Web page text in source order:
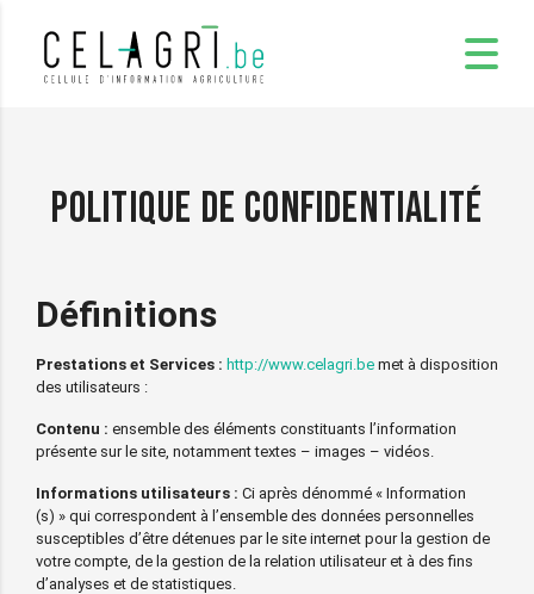
Politique de confidentialité
Définitions
Prestations et Services : http://www.celagri.be met à disposition
des utilisateurs :
Contenu : ensemble des éléments constituants l’information
présente sur le site, notamment textes – images – vidéos.
Informations utilisateurs : Ci après dénommé « Information
(s) » qui correspondent à l’ensemble des données personnelles
susceptibles d’être détenues par le site internet pour la gestion de
votre compte, de la gestion de la relation utilisateur et à des fins
d’analyses et de statistiques.